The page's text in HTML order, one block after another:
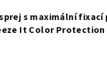
s maximální fixací
It Color Protection